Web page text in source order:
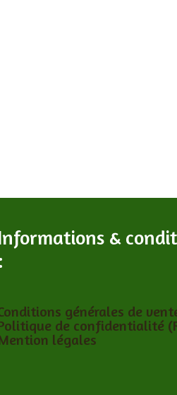
&
:
générales de
de confidentialité
légales